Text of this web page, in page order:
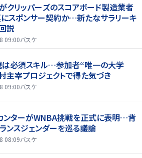
クリッパーズのスコアボード製造業者
スポンサー契約か‬…新たなサラリーキ
説
09:00バスケ
は必須スキル…参加者“唯一の大学
主宰プロジェクトで得た気づき
09:00バスケ
ンターがWNBA挑戦を正式に表明…背
ンスジェンダーを巡る議論
08:09バスケ